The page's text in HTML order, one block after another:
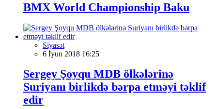
BMX World Championship Baku
Siyasət
6 İyun 2018 16:25
Sergey Şoyqu MDB ölkələrinə
Suriyanı birlikdə bərpa etməyi təklif
edir